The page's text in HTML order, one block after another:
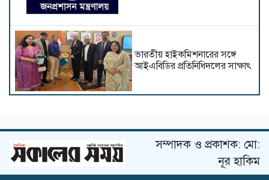
ভারতীয় হাইক‌মিশনা‌রের স‌ঙ্গে
আইএবিডির প্রতি‌নি‌ধিদ‌লের সাক্ষাৎ
রাষ্ট্রপতি নির্বাচন ২০ আগস্ট
সম্পাদক ও প্রকাশক: মো:
নূর হাকিম